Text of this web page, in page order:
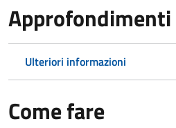
Approfondimenti
Ulteriori informazioni
Come fare